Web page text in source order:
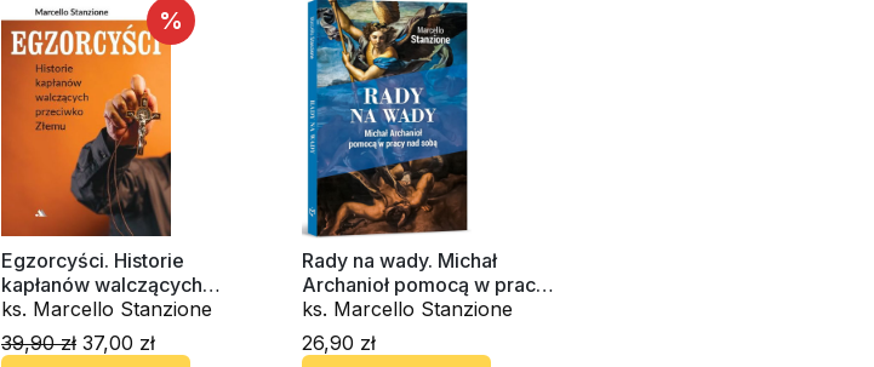
%
Egzorcyści. Historie
kapłanów walczących
przeciwko Złemu
ks. Marcello Stanzione
39,90 zł 37,00 zł
Rady na wady. Michał
Archanioł pomocą w pracy
nad sobą
ks. Marcello Stanzione
26,90 zł